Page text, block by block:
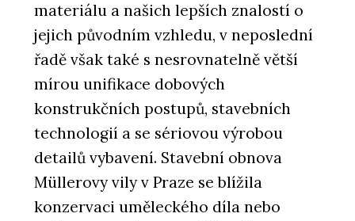
materiálu a našich lepších znalostí o
jejich původním vzhledu, v neposlední
řadě však také s nesrovnatelně větší
mírou unifikace dobových
konstrukčních postupů, stavebních
technologií a se sériovou výrobou
detailů vybavení. Stavební obnova
Müllerovy vily v Praze se blížila
konzervaci uměleckého díla nebo